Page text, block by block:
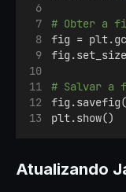
# Obter a
fig =
# Salvar a
fig.savefig(
plt.show()
Atualizando